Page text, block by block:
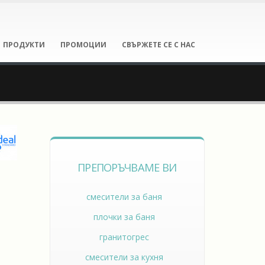
ПРОДУКТИ ПРОМОЦИИ СВЪРЖЕТЕ СЕ С НАС
ПРЕПОРЪЧВАМЕ ВИ
смесители за баня
плочки за баня
гранитогрес
смесители за кухня